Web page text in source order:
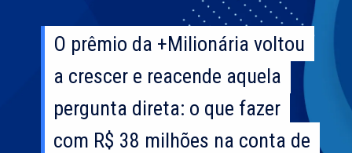
O prêmio da +Milionária voltou
a crescer e reacende aquela
pergunta direta: o que fazer
com R$ 38 milhões na conta de
O prêmio da +Milionária voltou
a crescer e reacende aquela
pergunta direta: o que fazer
com R$ 38 milhões na conta de